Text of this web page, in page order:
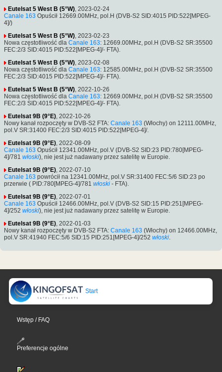
Eutelsat 5 West B (5°W) , 2023-02-24
Canale 163 Opuścił 12669.00MHz, pol.H (DVB-S2 SID:4015 PID:522[MPEG-
4]/)
Eutelsat 5 West B (5°W) , 2023-02-23
Nowa częstotliwość dla Canale 163: 12669.00MHz, pol.H (DVB-S2 SR:35500
FEC:2/3 SID:4015 PID:522[MPEG-4]/- FTA).
Eutelsat 5 West B (5°W) , 2023-02-08
Nowa częstotliwość dla Canale 163: 12585.00MHz, pol.H (DVB-S2 SR:35500
FEC:2/3 SID:4015 PID:522[MPEG-4]/- FTA).
Eutelsat 5 West B (5°W) , 2022-10-26
Nowa częstotliwość dla Canale 163: 12669.00MHz, pol.H (DVB-S2 SR:35500
FEC:2/3 SID:4015 PID:522[MPEG-4]/- FTA).
Eutelsat 9B (9°E) , 2022-10-26
Nowy kanał rozpoczęty w DVB-S2 FTA: Canale 163 (Włochy) on 12111.00MHz,
pol.V SR:31400 FEC:2/3 SID:4015 PID:522[MPEG-4]/.
Eutelsat 9B (9°E) , 2022-08-09
Canale 163 Opuścił 12341.00MHz, pol.V (DVB-S2 SID:23 PID:780[MPEG-
4]/781 włoski), nie jest już nadawany przez satelitę w Europie.
Eutelsat 9B (9°E) , 2022-07-10
Canale 163 powrócił na 12341.00MHz, pol.V SR:31400 FEC:5/6 SID:23 po
przerwie ( PID:780[MPEG-4]/781 włoski - FTA).
Eutelsat 9B (9°E) , 2022-07-01
Canale 163 Opuścił 12466.00MHz, pol.V (DVB-S2 SID:15 PID:251[MPEG-
4]/252 włoski), nie jest już nadawany przez satelitę w Europie.
Eutelsat 9B (9°E) , 2022-01-03
Nowy kanał rozpoczęty w DVB-S2 FTA: Canale 163 (Włochy) on 12466.00MHz,
pol.V SR:41940 FEC:5/6 SID:15 PID:251[MPEG-4]/252 włoski
Start
Wstęp / FAQ
Preferencje ogólne